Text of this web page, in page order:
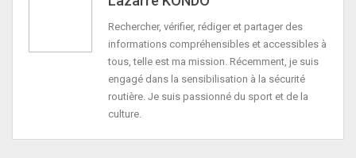
Rechercher, vérifier, rédiger et partager des
informations compréhensibles et accessibles à
tous, telle est ma mission. Récemment, je suis
engagé dans la sensibilisation à la sécurité
routière. Je suis passionné du sport et de la
culture.